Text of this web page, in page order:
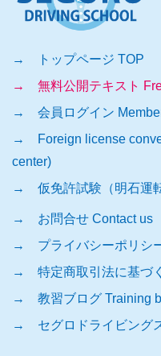
→ トップページ TOP
→ 無料公開テキスト
→ 会員ログイン
→ Foreign license
center)
→ 仮免許試験（明石運転
→ お問合せ Contact us
→ プライバシーポリシ
→ 特定商取引法に基づ
→ 教習ブログ Training
→ セグロドライビング